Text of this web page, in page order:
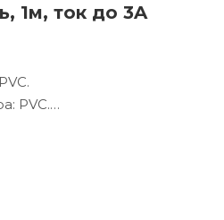
1м, ток до 3A
PVC.